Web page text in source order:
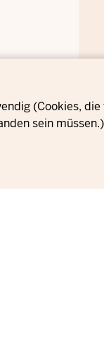
(Cookies,
sein müssen.)